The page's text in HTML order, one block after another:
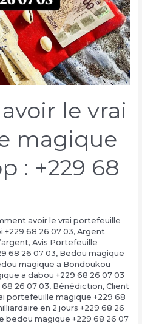
le vrai
magique
: +229 68
avoir le vrai portefeuille
+229 68 26 07 03, Argent
, Avis Portefeuille
68 26 07 03, Bedou magique
magique a Bondoukou
a dabou +229 68 26 07 03
26 07 03, Bénédiction, Client
portefeuille magique +229 68
en 2 jours +229 68 26
bedou magique +229 68 26 07